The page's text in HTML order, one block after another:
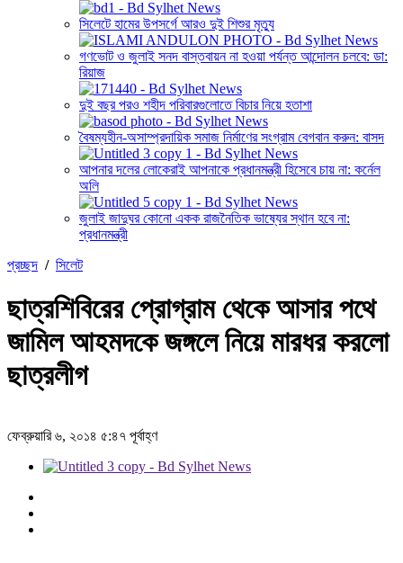
সিলেটে হামের উপসর্গে আরও দুই শিশুর মৃত্যু
গণভোট ও জুলাই সনদ বাস্তবায়ন না হওয়া পর্যন্ত আন্দোলন চলবে: ডা:
রিয়াজ
দুই বছর পরও শহীদ পরিবারগুলোতে বিচার নিয়ে হতাশা
বৈষম্যহীন-অসাম্প্রদায়িক সমাজ নির্মাণের সংগ্রাম বেগবান করুন: বাসদ
আপনার দলের লোকেরাই আপনাকে প্রধানমন্ত্রী হিসেবে চায় না: কর্নেল
অলি
জুলাই জাদুঘর কোনো একক রাজনৈতিক ভাষ্যের স্থান হবে না:
প্রধানমন্ত্রী
প্রচ্ছদ / সিলেট
ছাত্রশিবিরের প্রোগ্রাম থেকে আসার পথে
জামিল আহমদকে জঙ্গলে নিয়ে মারধর করলো
ছাত্রলীগ
ফেব্রুয়ারি ৬, ২০১৪ ৫:৪৭ পূর্বাহ্ণ